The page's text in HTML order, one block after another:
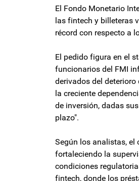
El Fondo Monetario
las fintech y billeteras
récord con respecto a
El pedido figura en el
funcionarios del FMI
derivados del
la creciente
de inversión, dadas
plazo".
Según los analistas, el
fortaleciendo la
condiciones
fintech, donde los